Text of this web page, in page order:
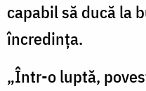
capabil să ducă la
încredința.
„Într-o luptă,